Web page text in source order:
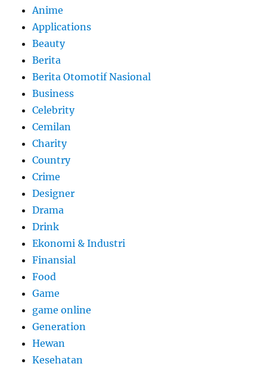
Anime
Applications
Beauty
Berita
Berita Otomotif Nasional
Business
Celebrity
Cemilan
Charity
Country
Crime
Designer
Drama
Drink
Ekonomi & Industri
Finansial
Food
Game
game online
Generation
Hewan
Kesehatan